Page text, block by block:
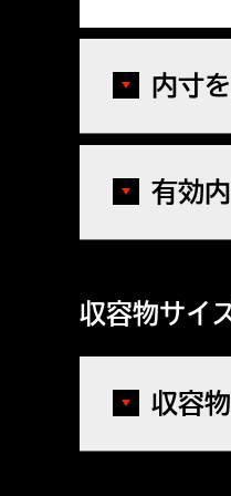
内寸
有効
収容物サイ
収容